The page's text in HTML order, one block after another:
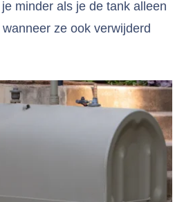
minder als je de tank alleen
ze ook verwijderd